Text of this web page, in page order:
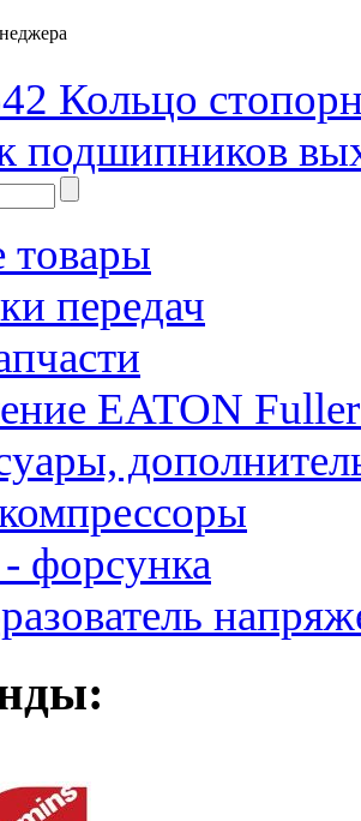
Кольцо
подшипников
передач
EATON
форсунка